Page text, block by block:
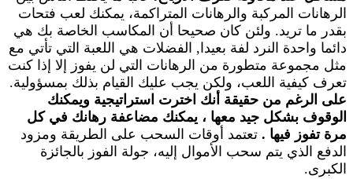
الرهانات المركبة والرهانات المتراكمة، يمكنك لعب فتحات
بقدر ما تريد. ولئن كان صحيحا أن المكاسب الخاصة بك هي
دائما واحدة النرد لفة بعيدا, الفضلات هي اللعبة التي تأتي مع
مثل مجموعة متطورة من الرهانات التي لن يفوز إلا إذا كنت
تعرف كيفية اللعب، ولكن يجب عليك القيام بذلك بمسؤولية.
على الرغم من حقيقة أنك اخترت استراتيجية ويمكنك
الوقوف بشكل جيد معها ، يمكنك مضاعفة رهانك في كل
مرة تفوز فيها . تعتمد أوقات السحب على الطريقة ومزود
الدفع الذي يتم سحب الأموال إليه، جولة الفوز بالجائزة
الكبرى.